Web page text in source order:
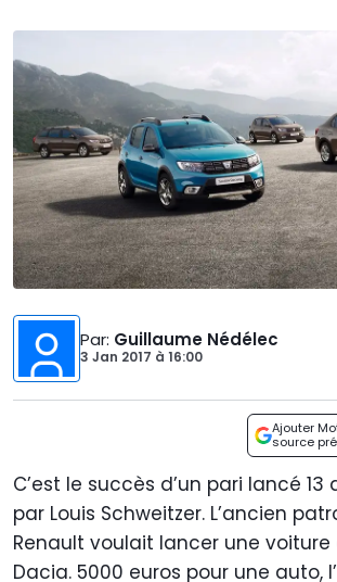
Par: Guillaume Nédélec
3 Jan 2017 à 16:00
Ajouter
source
C’est le succès d’un pari lancé 13
par Louis Schweitzer. L’ancien
Renault voulait lancer une voiture
Dacia. 5000 euros pour une auto,